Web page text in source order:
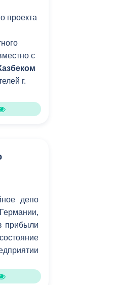
проекта
с
г.
депо
прибыли